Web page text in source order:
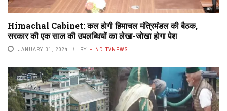
Himachal Cabinet: कल होगी हिमाचल मंत्रिमंडल की बैठक,
सरकार की एक साल की उपलब्धियों का लेखा-जोखा होगा पेश
JANUARY 31, 2024 BY HINDITVNEWS